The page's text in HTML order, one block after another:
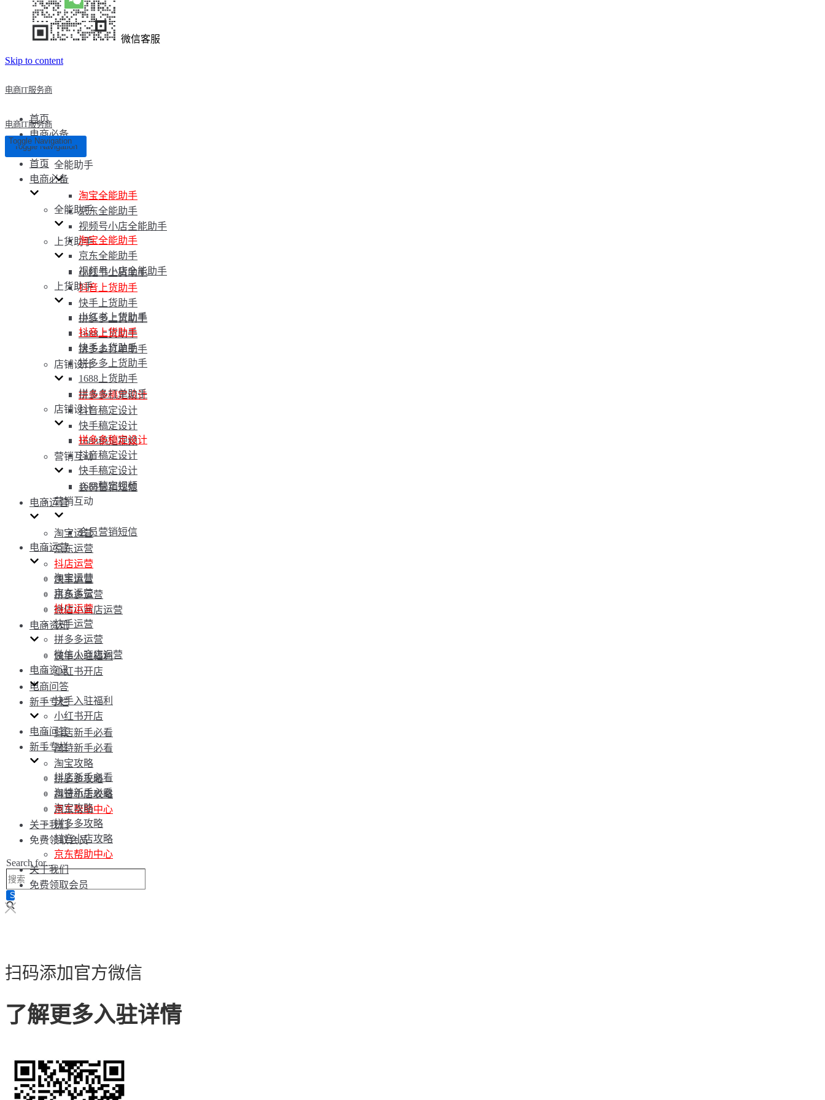
微信客服
Skip to content
电商IT服务商
首页
电商必备
全能助手
淘宝全能助手
京东全能助手
视频号小店全能助手
上货助手
小红书上货助手
抖音上货助手
快手上货助手
拼多多上货助手
1688上货助手
拼多多打单助手
店铺设计
拼多多稿定设计
抖音稿定设计
快手稿定设计
1688稿定视频
营销互动
会员营销短信
电商运营
淘宝运营
京东运营
抖店运营
快手运营
拼多多运营
微信小商店运营
电商资讯
快手入驻福利
小红书开店
电商问答
新手专栏
抖店新手必看
淘特新手必看
淘宝攻略
拼多多攻略
抖音小店攻略
京东帮助中心
关于我们
免费领取会员
Search for...
电商IT服务商
Toggle Navigation
Toggle Navigation
首页
电商必备
全能助手
淘宝全能助手
京东全能助手
视频号小店全能助手
上货助手
小红书上货助手
抖音上货助手
快手上货助手
拼多多上货助手
1688上货助手
拼多多打单助手
店铺设计
拼多多稿定设计
抖音稿定设计
快手稿定设计
1688稿定视频
营销互动
会员营销短信
电商运营
淘宝运营
京东运营
抖店运营
快手运营
拼多多运营
微信小商店运营
电商资讯
快手入驻福利
小红书开店
电商问答
新手专栏
抖店新手必看
淘特新手必看
淘宝攻略
拼多多攻略
抖音小店攻略
京东帮助中心
关于我们
免费领取会员
扫码添加官方微信
了解更多入驻详情